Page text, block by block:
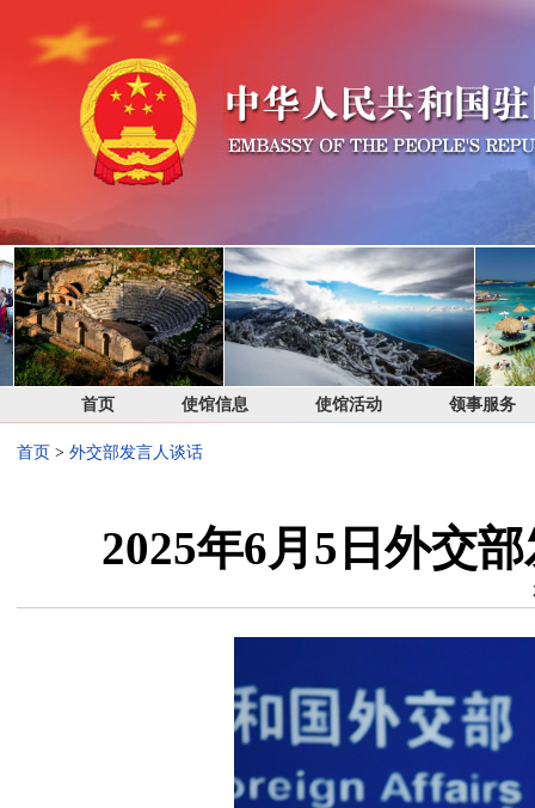
首页 使馆信息 使馆活动 领事服务
首页 > 外交部发言人谈话
2025年6月5日外交